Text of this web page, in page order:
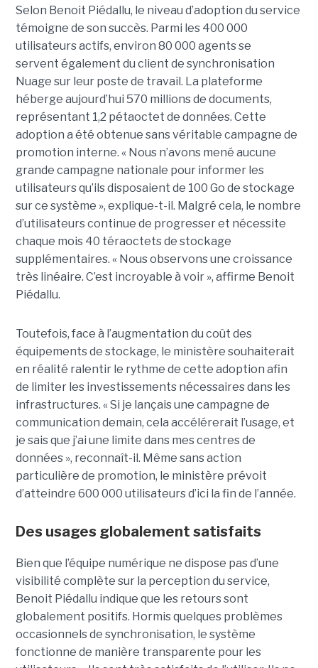
Selon Benoit Piédallu, le niveau d’adoption du service
témoigne de son succès. Parmi les 400 000
utilisateurs actifs, environ 80 000 agents se
servent également du client de synchronisation
Nuage sur leur poste de travail. La plateforme
héberge aujourd’hui 570 millions de documents,
représentant 1,2 pétaoctet de données. Cette
adoption a été obtenue sans véritable campagne de
promotion interne. « Nous n’avons mené aucune
grande campagne nationale pour informer les
utilisateurs qu’ils disposaient de 100 Go de stockage
sur ce système », explique-t-il. Malgré cela, le nombre
d’utilisateurs continue de progresser et nécessite
chaque mois 40 téraoctets de stockage
supplémentaires. « Nous observons une croissance
très linéaire. C’est incroyable à voir », affirme Benoit
Piédallu.
Toutefois, face à l’augmentation du coût des
équipements de stockage, le ministère souhaiterait
en réalité ralentir le rythme de cette adoption afin
de limiter les investissements nécessaires dans les
infrastructures. « Si je lançais une campagne de
communication demain, cela accélérerait l’usage, et
je sais que j’ai une limite dans mes centres de
données », reconnaît-il. Même sans action
particulière de promotion, le ministère prévoit
d’atteindre 600 000 utilisateurs d’ici la fin de l’année.
Des usages globalement satisfaits
Bien que l’équipe numérique ne dispose pas d’une
visibilité complète sur la perception du service,
Benoit Piédallu indique que les retours sont
globalement positifs. Hormis quelques problèmes
occasionnels de synchronisation, le système
fonctionne de manière transparente pour les